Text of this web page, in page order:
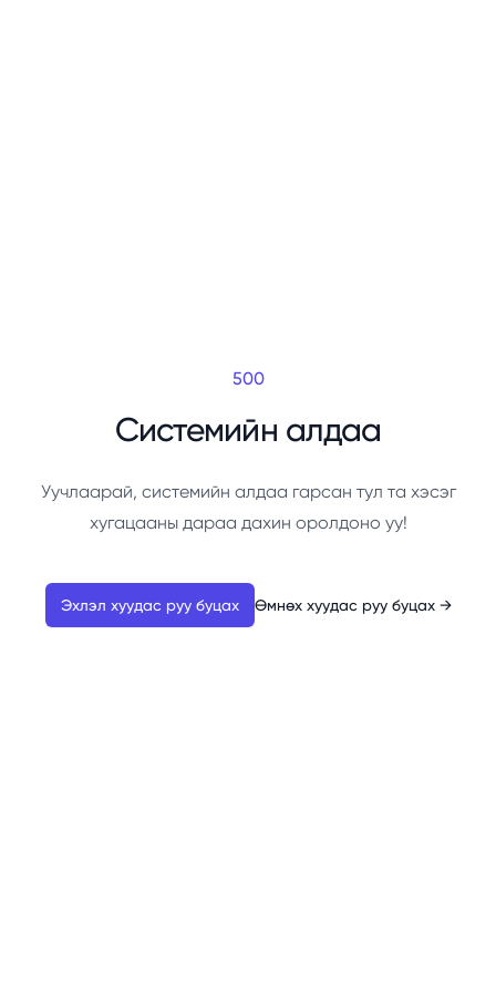
500
Системийн алдаа
Уучлаарай, системийн алдаа гарсан тул та хэсэг
хугацааны дараа дахин оролдоно уу!
Эхлэл хуудас руу буцах Өмнөх хуудас руу буцах →